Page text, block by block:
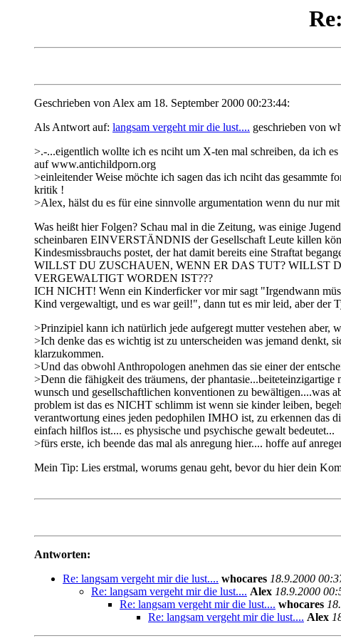
Geschrieben von Alex am 18. September 2000 00:23:44:
Als Antwort auf: langsam vergeht mir die lust.... geschrieben von
>.-...eigentlich wollte ich es nciht um X-ten mal schreiben, da ich
auf www.antichildporn.org
>einleitender Weise möchte ich sagen das ich nciht das gesammte
kritik !
>Alex, hälst du es für eine sinnvolle argumentation wenn du nur
Was heißt hier Folgen? Schau mal in die Zeitung, was einige
scheinbaren EINVERSTÄNDNIS der Gesellschaft Leute killen
Kindesmissbrauchs postet, der hat damit bereits eine Straftat
WILLST DU ZUSCHAUEN, WENN ER DAS TUT? WILLST
VERGEWALTIGT WORDEN IST???
ICH NICHT! Wenn ein Kinderficker vor mir sagt "Irgendwann
Kind vergewaltigt, und es war geil!", dann tut es mir leid, aber der
>Prinzipiel kann ich natürlich jede aufgeregt mutter vestehen aber,
>Ich denke das es wichtig ist zu unterscheiden was jemand denkt,
klarzukommen.
>Und das obwohl Anthropologen anehmen das sie einer der
>Denn die fähigkeit des träumens, der
wunsch und gesellschaftlichen konventionen zu bewältigen....was
problem ist das es NICHT schlimm ist wenn sie kinder leiben,
verantwortung eines jeden pedophilen IMHO ist, zu erkennen das
einfach hilflos ist.... es physische und psychische gewalt bedeutet...
>fürs erste, ich beende das mal als anregung hier.... hoffe auf
Mein Tip: Lies erstmal, worums genau geht, bevor du hier dein
Antworten:
Re: langsam vergeht mir die lust.... whocares 18.9.2000
Re: langsam vergeht mir die lust.... Alex 18.9.2000
Re: langsam vergeht mir die lust.... whocares
Re: langsam vergeht mir die lust.... Alex